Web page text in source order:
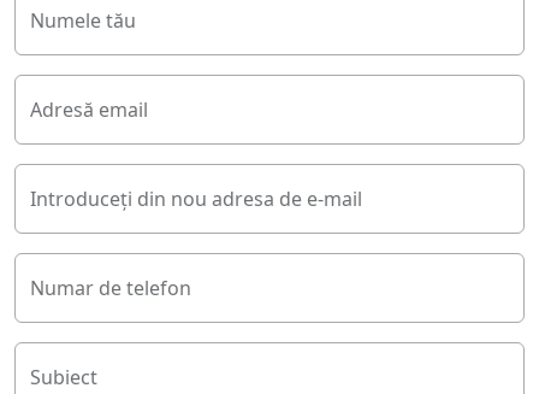
Numele tău
Adresă email
Introduceți din nou adresa de e-mail
Numar de telefon
Subiect